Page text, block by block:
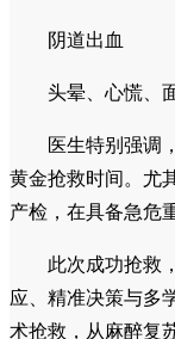
阴道出血
头晕、心慌、
医生特别强调
黄金抢救时间。尤
产检，在具备急危
此次成功抢救
应、精准决策与多
术抢救，从麻醉复